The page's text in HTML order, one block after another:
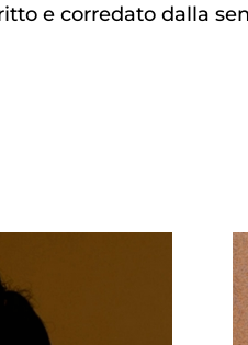
e corredato dalla